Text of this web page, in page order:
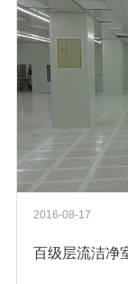
2016-08-17
百级层流洁净